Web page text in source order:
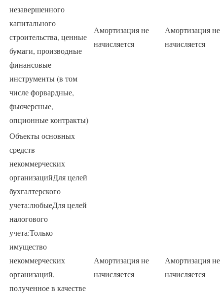
незавершенного
капитального
строительства, ценные
бумаги, производные
финансовые
инструменты (в том
числе форвардные,
фьючерсные,
опционные контракты)
Амортизация не
начисляется
Амортизация не
начисляется
Объекты основных
средств
некоммерческих
организацийДля целей
бухгалтерского
учета:любыеДля целей
налогового
учета:Только
имущество
некоммерческих
организаций,
полученное в качестве
Амортизация не
начисляется
Амортизация не
начисляется